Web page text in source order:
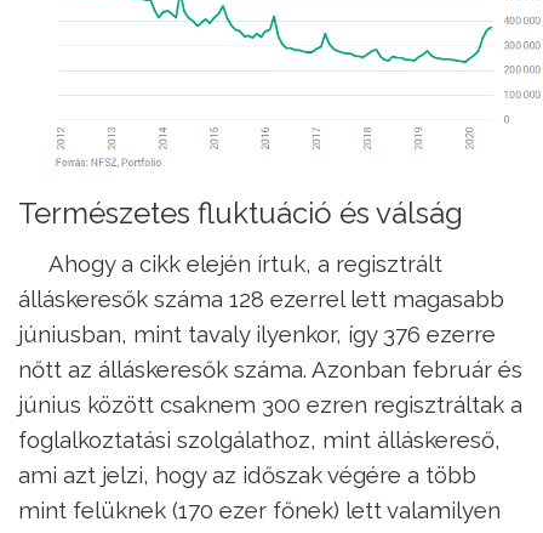
Természetes fluktuáció és válság
Ahogy a cikk elején írtuk, a regisztrált
álláskeresők száma 128 ezerrel lett magasabb
júniusban, mint tavaly ilyenkor, így 376 ezerre
nőtt az álláskeresők száma. Azonban február és
június között csaknem 300 ezren regisztráltak a
foglalkoztatási szolgálathoz, mint álláskereső,
ami azt jelzi, hogy az időszak végére a több
mint felüknek (170 ezer főnek) lett valamilyen